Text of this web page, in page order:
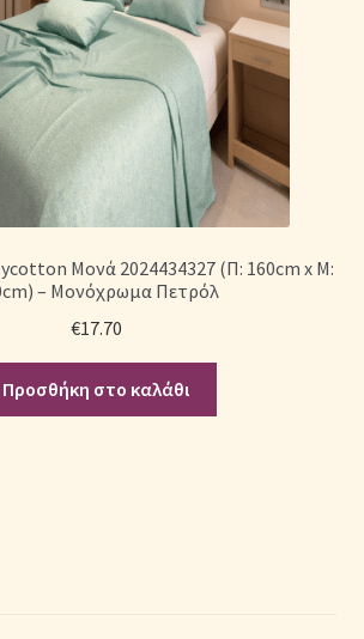
Μονά 2024434327 (Π: 160cm x Μ:
– Μονόχρωμα Πετρόλ
€17.70
Προσθήκη στο καλάθι